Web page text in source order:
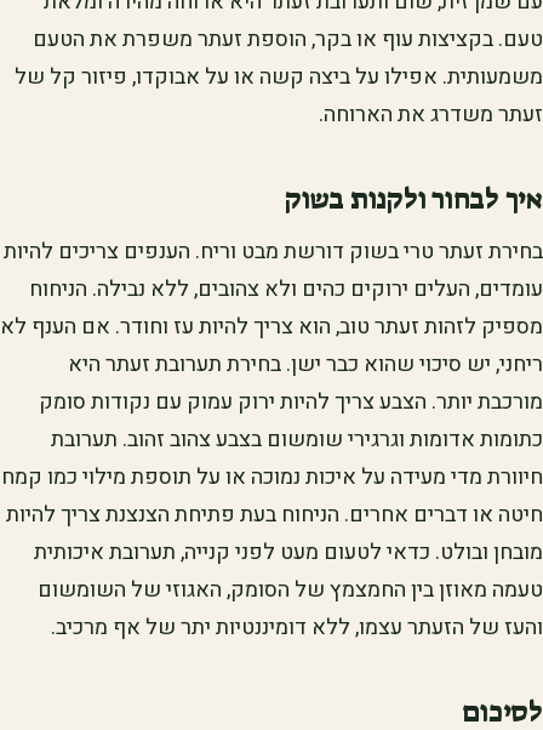
טעם. בקציצות עוף או בקר, הוספת זעתר משפרת את הטעם
משמעותית. אפילו על ביצה קשה או על אבוקדו, פיזור קל של
זעתר משדרג את הארוחה.
איך לבחור ולקנות בשוק
בחירת זעתר טרי בשוק דורשת מבט וריח. הענפים צריכים להיות
עומדים, העלים ירוקים כהים ולא צהובים, ללא נבילה. הניחוח
מספיק לזהות זעתר טוב, הוא צריך להיות עז וחודר. אם הענף לא
ריחני, יש סיכוי שהוא כבר ישן. בחירת תערובת זעתר היא
מורכבת יותר. הצבע צריך להיות ירוק עמוק עם נקודות סומק
כתומות אדומות וגרגירי שומשום בצבע צהוב זהוב. תערובת
חיוורת מדי מעידה על איכות נמוכה או על תוספת מילוי כמו קמח
חיטה או דברים אחרים. הניחוח בעת פתיחת הצנצנת צריך להיות
מובחן ובולט. כדאי לטעום מעט לפני קנייה, תערובת איכותית
טעמה מאוזן בין החמצמץ של הסומק, האגוזי של השומשום
והעז של הזעתר עצמו, ללא דומיננטיות יתר של אף מרכיב.
לסיכום